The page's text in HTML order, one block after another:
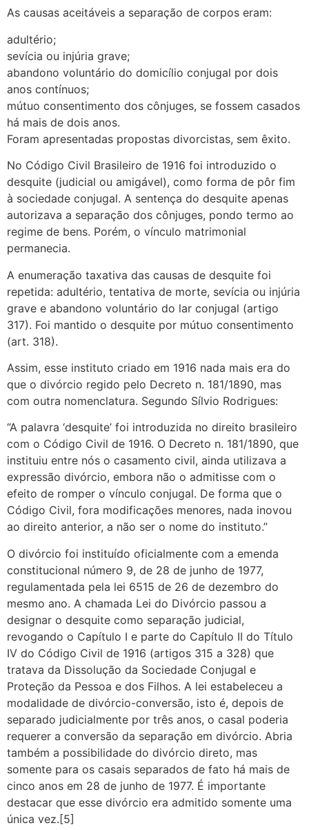
As causas aceitáveis a separação de corpos eram:
adultério;
sevícia ou injúria grave;
abandono voluntário do domicílio conjugal por dois
anos contínuos;
mútuo consentimento dos cônjuges, se fossem casados
há mais de dois anos.
Foram apresentadas propostas divorcistas, sem êxito.
No Código Civil Brasileiro de 1916 foi introduzido o
desquite (judicial ou amigável), como forma de pôr fim
à sociedade conjugal. A sentença do desquite apenas
autorizava a separação dos cônjuges, pondo termo ao
regime de bens. Porém, o vínculo matrimonial
permanecia.
A enumeração taxativa das causas de desquite foi
repetida: adultério, tentativa de morte, sevícia ou injúria
grave e abandono voluntário do lar conjugal (artigo
317). Foi mantido o desquite por mútuo consentimento
(art. 318).
Assim, esse instituto criado em 1916 nada mais era do
que o divórcio regido pelo Decreto n. 181/1890, mas
com outra nomenclatura. Segundo Sílvio Rodrigues:
“A palavra ‘desquite’ foi introduzida no direito brasileiro
com o Código Civil de 1916. O Decreto n. 181/1890, que
instituiu entre nós o casamento civil, ainda utilizava a
expressão divórcio, embora não o admitisse com o
efeito de romper o vínculo conjugal. De forma que o
Código Civil, fora modificações menores, nada inovou
ao direito anterior, a não ser o nome do instituto.”
O divórcio foi instituído oficialmente com a emenda
constitucional número 9, de 28 de junho de 1977,
regulamentada pela lei 6515 de 26 de dezembro do
mesmo ano. A chamada Lei do Divórcio passou a
designar o desquite como separação judicial,
revogando o Capítulo I e parte do Capítulo II do Título
IV do Código Civil de 1916 (artigos 315 a 328) que
tratava da Dissolução da Sociedade Conjugal e
Proteção da Pessoa e dos Filhos. A lei estabeleceu a
modalidade de divórcio-conversão, isto é, depois de
separado judicialmente por três anos, o casal poderia
requerer a conversão da separação em divórcio. Abria
também a possibilidade do divórcio direto, mas
somente para os casais separados de fato há mais de
cinco anos em 28 de junho de 1977. É importante
destacar que esse divórcio era admitido somente uma
única vez.[5]